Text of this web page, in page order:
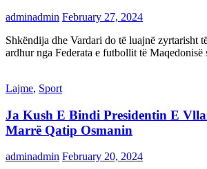
adminadmin February 27, 2024
Shkëndija dhe Vardari do të luajnë zyrtarisht
ardhur nga Federata e futbollit të
Lajme, Sport
Ja Kush E Bindi Presidentin E
Marrë Qatip Osmanin
adminadmin February 20, 2024